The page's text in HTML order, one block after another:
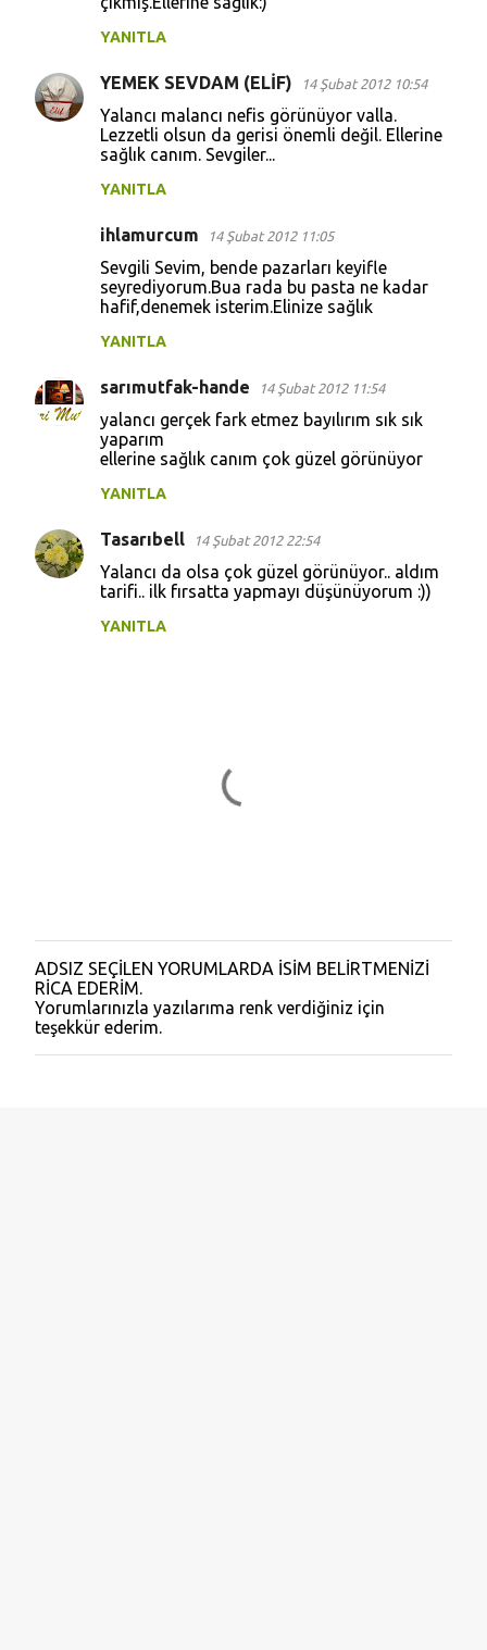
YANITLA
YEMEK SEVDAM (ELİF) 14 Şubat 2012 10:54
Yalancı malancı nefis görünüyor valla.
Lezzetli olsun da gerisi önemli değil. Ellerine
sağlık canım. Sevgiler...
YANITLA
ihlamurcum 14 Şubat 2012 11:05
Sevgili Sevim, bende pazarları keyifle
seyrediyorum.Bua rada bu pasta ne kadar
hafif,denemek isterim.Elinize sağlık
YANITLA
sarımutfak-hande 14 Şubat 2012 11:54
yalancı gerçek fark etmez bayılırım sık sık
yaparım
ellerine sağlık canım çok güzel görünüyor
YANITLA
Tasarıbell 14 Şubat 2012 22:54
Yalancı da olsa çok güzel görünüyor.. aldım
tarifi.. ilk fırsatta yapmayı düşünüyorum :))
YANITLA
Y
o
r
u
m
ADSIZ SEÇİLEN YORUMLARDA İSİM BELİRTMENİZİ
RİCA EDERİM.
Yorumlarınızla yazılarıma renk verdiğiniz için
teşekkür ederim.